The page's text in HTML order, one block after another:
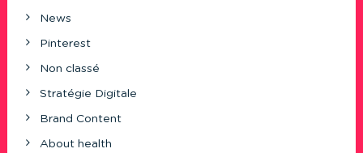
News
Pinterest
Non classé
Stratégie Digitale
Brand Content
About health